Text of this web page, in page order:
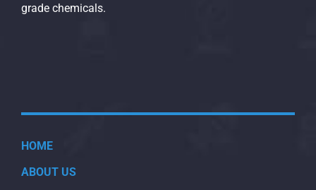
grade chemicals.
HOME
ABOUT US